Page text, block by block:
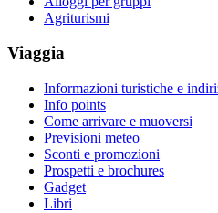
Agriturismi
Viaggia
Informazioni turistiche e
Info points
Come arrivare e muoversi
Previsioni meteo
Sconti e promozioni
Prospetti e brochures
Gadget
Libri